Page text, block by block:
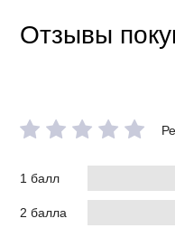
Отзывы
1 балл
2 балла